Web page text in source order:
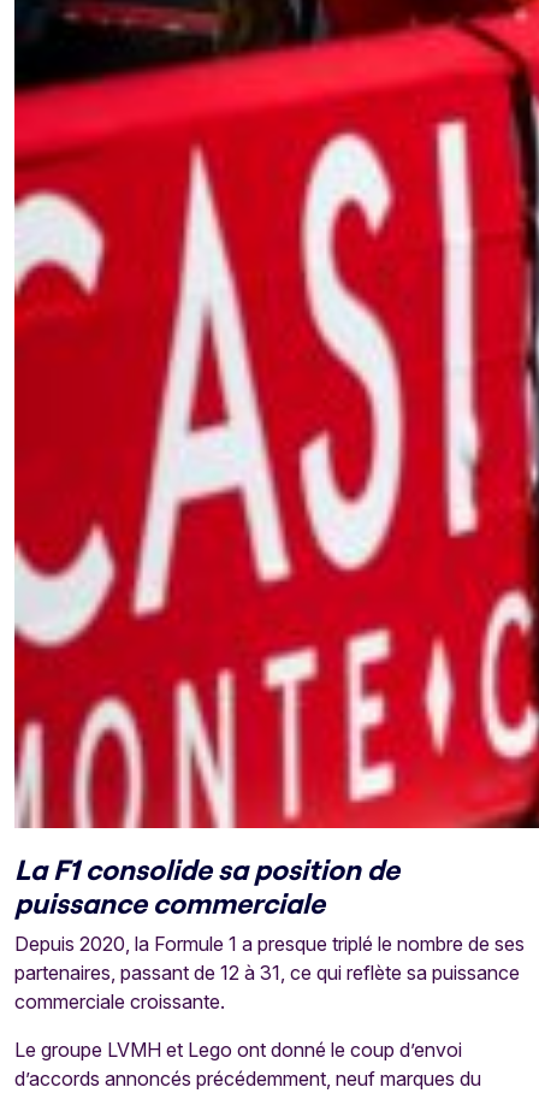
La F1 consolide sa position de
puissance commerciale
Depuis 2020, la Formule 1 a presque triplé le nombre de ses
partenaires, passant de 12 à 31, ce qui reflète sa puissance
commerciale croissante.
Le groupe LVMH et Lego ont donné le coup d’envoi
d’accords annoncés précédemment, neuf marques du